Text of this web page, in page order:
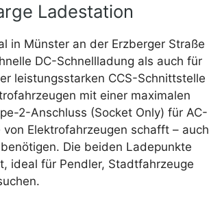
Ladestation
in Münster an der Erzberger Straße
DC-Schnellladung als auch für
leistungsstarken CCS-Schnittstelle
mit einer maximalen
2-Anschluss (Socket Only) für AC-
Elektrofahrzeugen schafft – auch
Die beiden Ladepunkte
ideal für Pendler, Stadtfahrzeuge